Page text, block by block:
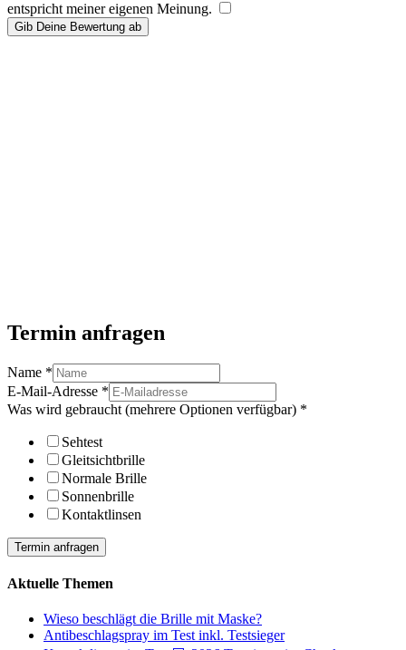
entspricht meiner eigenen Meinung.
Gib Deine Bewertung ab
Termin anfragen
Name *
E-Mail-Adresse *
Was wird gebraucht (mehrere Optionen verfügbar) *
Sehtest
Gleitsichtbrille
Normale Brille
Sonnenbrille
Kontaktlinsen
Termin anfragen
Aktuelle Themen
Wieso beschlägt die Brille mit Maske?
Antibeschlagspray im Test inkl. Testsieger